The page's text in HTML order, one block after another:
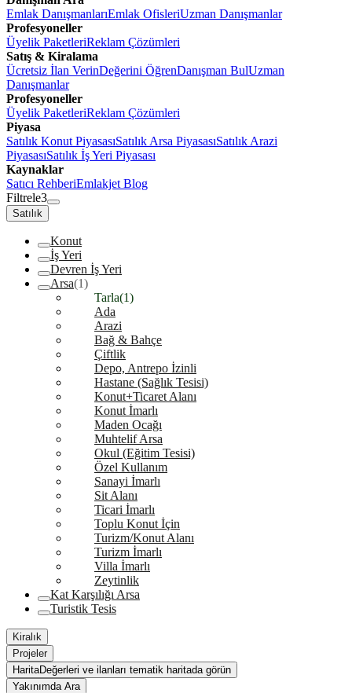
Emlak DanışmanlarıEmlak OfisleriUzman Danışmanlar
Profesyoneller
Üyelik PaketleriReklam Çözümleri
Satış & Kiralama
Ücretsiz İlan VerinDeğerini ÖğrenDanışman BulUzman
Danışmanlar
Profesyoneller
Üyelik PaketleriReklam Çözümleri
Piyasa
Satılık Konut PiyasasıSatılık Arsa PiyasasıSatılık Arazi
PiyasasıSatılık İş Yeri Piyasası
Kaynaklar
Satıcı RehberiEmlakjet Blog
Filtrele3
Satılık
Konut
İş Yeri
Devren İş Yeri
Arsa(1)
Tarla(1)
Ada
Arazi
Bağ & Bahçe
Çiftlik
Depo, Antrepo İzinli
Hastane (Sağlık Tesisi)
Konut+Ticaret Alanı
Konut İmarlı
Maden Ocağı
Muhtelif Arsa
Okul (Eğitim Tesisi)
Özel Kullanım
Sanayi İmarlı
Sit Alanı
Ticari İmarlı
Toplu Konut İçin
Turizm/Konut Alanı
Turizm İmarlı
Villa İmarlı
Zeytinlik
Kat Karşılığı Arsa
Turistik Tesis
Kiralık
Projeler
HaritaDeğerleri ve ilanları tematik haritada görün
Yakınımda Ara